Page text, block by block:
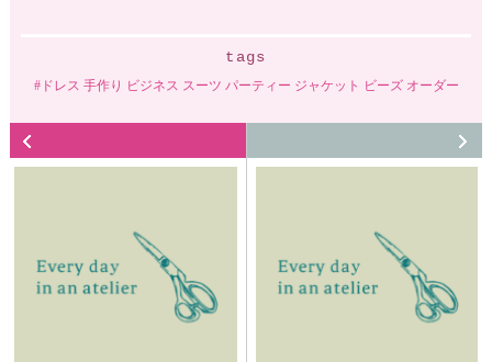
tags
ドレス 手作り ビジネス スーツ パーティー ジャケット ビーズ オーダー